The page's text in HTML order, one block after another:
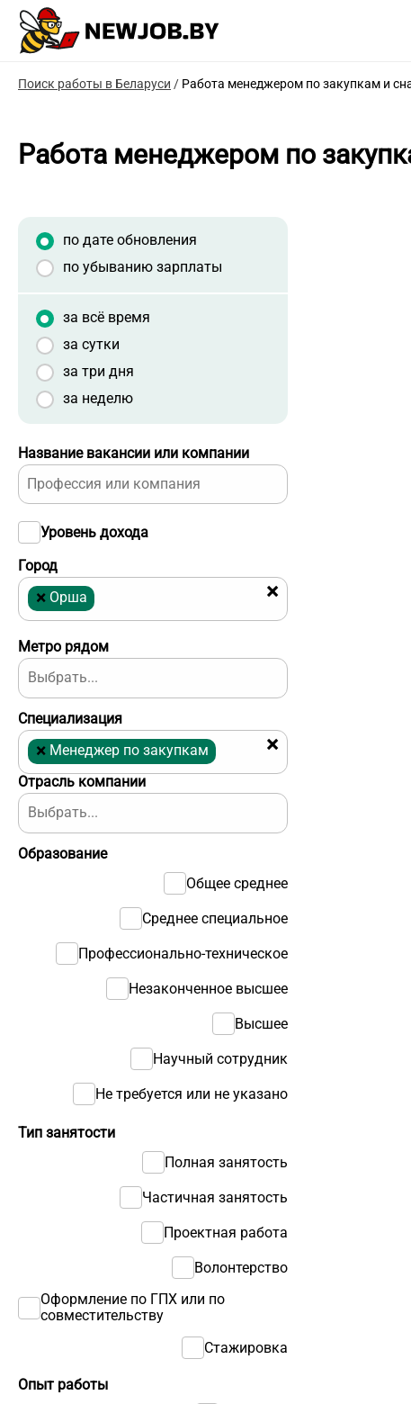
Поиск работы в Беларуси / Работа менеджером по закупкам и
Работа менеджером по
Отрасль компании
Название вакансии или компании
Тип занятости
Полная занятость
Частичная занятость
Проектная работа
Волонтерство
Оформление по ГПХ или по
совместительству
Стажировка
Город
×
× Орша
Уровень дохода
Образование
Общее среднее
Среднее специальное
Профессионально-техническое
Незаконченное высшее
Высшее
Научный сотрудник
Не требуется или не указано
Опыт работы
Метро рядом
по дате обновления
по убыванию зарплаты
за всё время
за сутки
за три дня
за неделю
Специализация
×
× Менеджер по закупкам